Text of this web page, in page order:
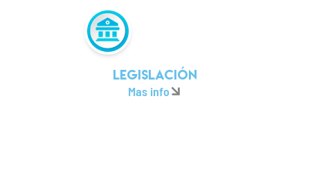
Legislación
Mas info